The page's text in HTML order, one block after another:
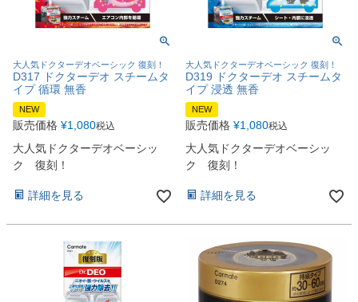
大人気ドクターデオベーシック 復刻！
D317 ドクターデオ スチームタ
イプ 循環 無香
NEW
販売価格 ¥1,080税込
大人気ドクターデオベーシッ
ク 復刻！
詳細を見る
大人気ドクターデオベーシック 復刻！
D319 ドクターデオ スチームタ
イプ 浸透 無香
NEW
販売価格 ¥1,080税込
大人気ドクターデオベーシッ
ク 復刻！
詳細を見る